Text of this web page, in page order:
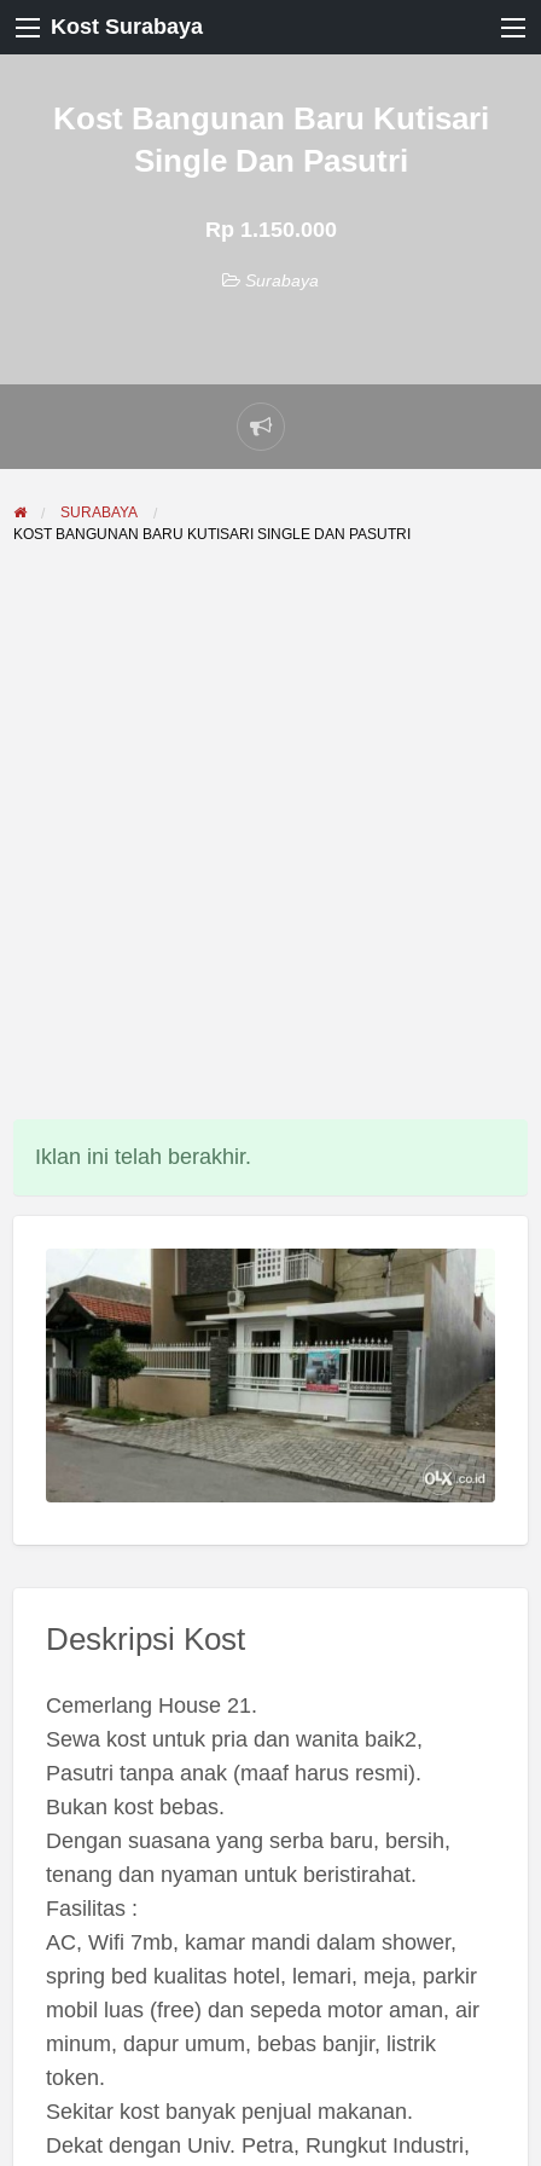
Kost Surabaya
Kost Bangunan Baru Kutisari
Single Dan Pasutri
Rp 1.150.000
Surabaya
Laporkan
masalah
SURABAYA
KOST BANGUNAN BARU KUTISARI SINGLE DAN PASUTRI
Iklan ini telah berakhir.
Deskripsi Kost
Cemerlang House 21.
Sewa kost untuk pria dan wanita baik2,
Pasutri tanpa anak (maaf harus resmi).
Bukan kost bebas.
Dengan suasana yang serba baru, bersih,
tenang dan nyaman untuk beristirahat.
Fasilitas :
AC, Wifi 7mb, kamar mandi dalam shower,
spring bed kualitas hotel, lemari, meja, parkir
mobil luas (free) dan sepeda motor aman, air
minum, dapur umum, bebas banjir, listrik
token.
Sekitar kost banyak penjual makanan.
Dekat dengan Univ. Petra, Rungkut Industri,